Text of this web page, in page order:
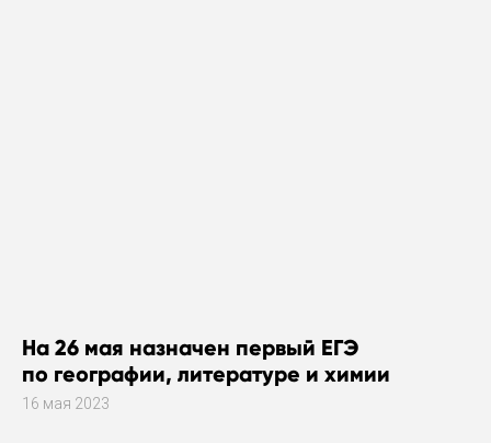
На 26 мая назначен первый ЕГЭ
по географии, литературе и химии
16 мая 2023